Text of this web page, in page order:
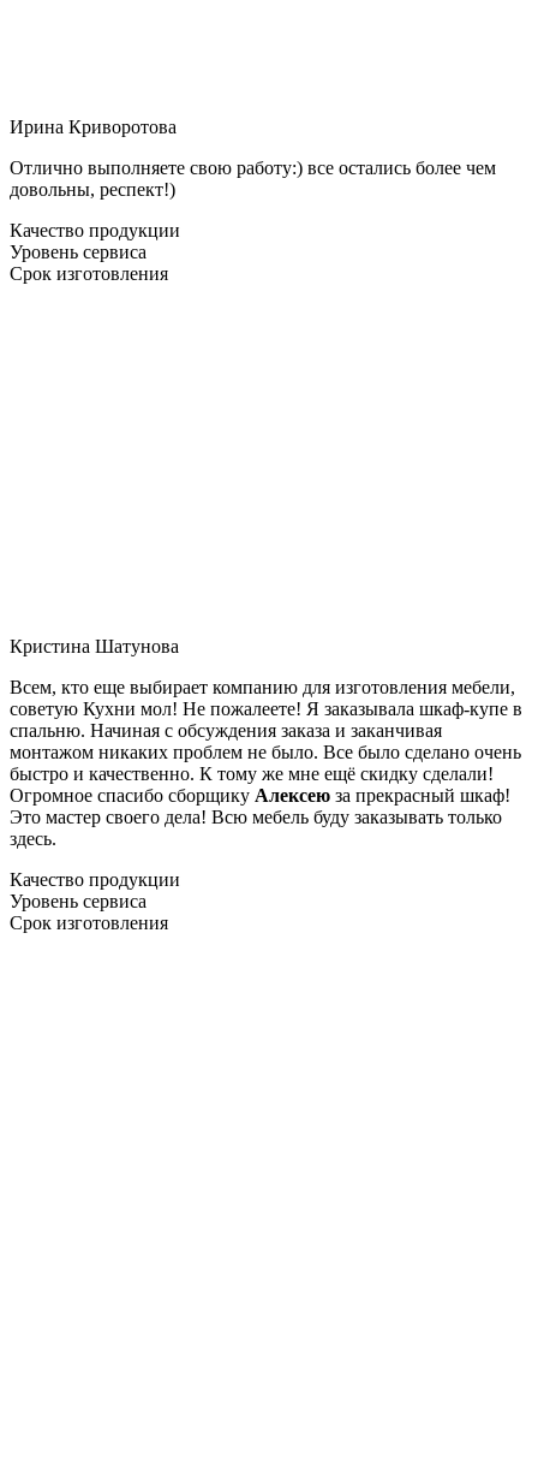
Ирина Криворотова
Отлично выполняете свою работу:) все остались более чем
довольны, респект!)
Качество продукции
Уровень сервиса
Срок изготовления
Кристина Шатунова
Всем, кто еще выбирает компанию для изготовления мебели,
советую Кухни мол! Не пожалеете! Я заказывала шкаф-купе в
спальню. Начиная с обсуждения заказа и заканчивая
монтажом никаких проблем не было. Все было сделано очень
быстро и качественно. К тому же мне ещё скидку сделали!
Огромное спасибо сборщику Алексею за прекрасный шкаф!
Это мастер своего дела! Всю мебель буду заказывать только
здесь.
Качество продукции
Уровень сервиса
Срок изготовления